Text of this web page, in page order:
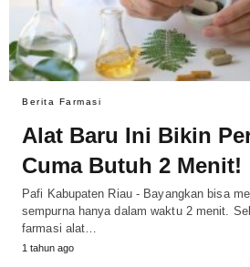
Berita Farmasi
Alat Baru Ini Bikin
Cuma Butuh 2 Menit!
Pafi Kabupaten Riau - Bayangkan bisa
sempurna hanya dalam waktu 2 menit.
farmasi alat…
1 tahun ago